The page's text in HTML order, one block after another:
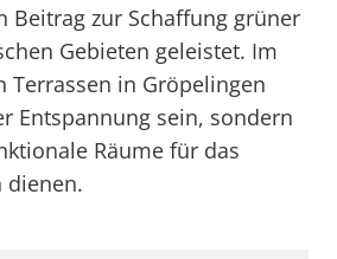
Beitrag zur Schaffung grüner
Gebieten geleistet. Im
Terrassen in Gröpelingen
Entspannung sein, sondern
Räume für das
dienen.